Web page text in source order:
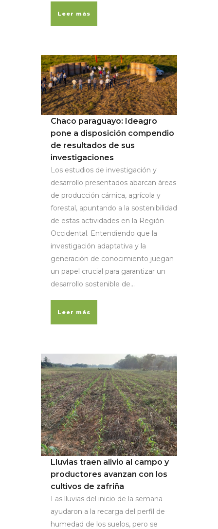
Leer más
Chaco paraguayo: Ideagro
pone a disposición compendio
de resultados de sus
investigaciones
Los estudios de investigación y
desarrollo presentados abarcan áreas
de producción cárnica, agrícola y
forestal, apuntando a la sostenibilidad
de estas actividades en la Región
Occidental. Entendiendo que la
investigación adaptativa y la
generación de conocimiento juegan
un papel crucial para garantizar un
desarrollo sostenible de...
Leer más
Lluvias traen alivio al campo y
productores avanzan con los
cultivos de zafriña
Las lluvias del inicio de la semana
ayudaron a la recarga del perfil de
humedad de los suelos, pero se